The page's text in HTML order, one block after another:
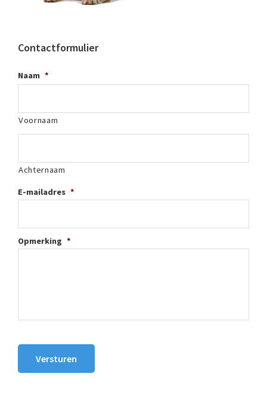
Contactformulier
Naam *
Voornaam
Achternaam
E-mailadres *
Opmerking *
Versturen